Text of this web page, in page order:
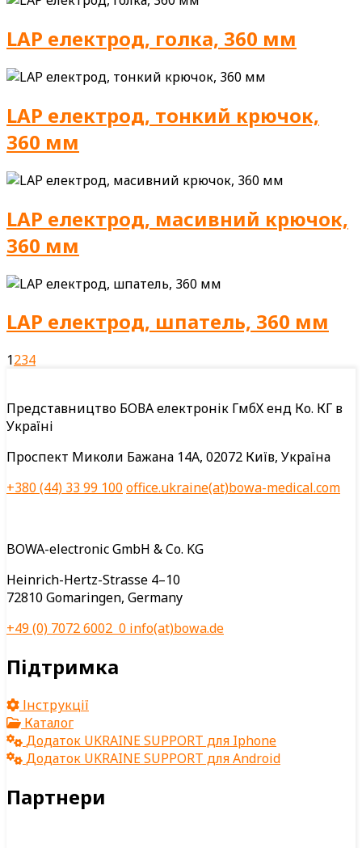
LAP електрод, голка, 360 мм
LAP електрод, тонкий крючок,
360 мм
LAP електрод, масивний крючок,
360 мм
LAP електрод, шпатель, 360 мм
1234
Представництво БОВА електронік ГмбХ енд Ко. КГ в
Україні
Проспект Миколи Бажана 14А, 02072 Київ, Україна
+380 (44) 33 99 100office.ukraine(at)bowa-medical.com
BOWA-electronic GmbH & Co. KG
Heinrich-Hertz-Strasse 4–10
72810 Gomaringen, Germany
+49 (0) 7072 6002 0 info(at)bowa.de
Підтримка
Інструкції
Каталог
Додаток UKRAINE SUPPORT для Iphone
Додаток UKRAINE SUPPORT для Android
Партнери